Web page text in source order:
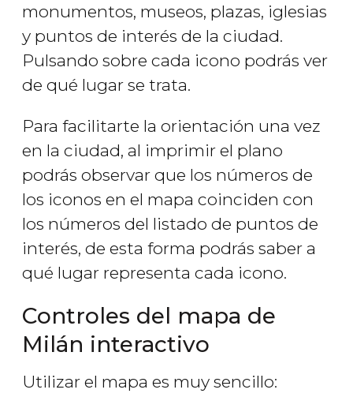
monumentos, museos, plazas, iglesias
y puntos de interés de la ciudad.
Pulsando sobre cada icono podrás ver
de qué lugar se trata.
Para facilitarte la orientación una vez
en la ciudad, al imprimir el plano
podrás observar que los números de
los iconos en el mapa coinciden con
los números del listado de puntos de
interés, de esta forma podrás saber a
qué lugar representa cada icono.
Controles del mapa de
Milán interactivo
Utilizar el mapa es muy sencillo: